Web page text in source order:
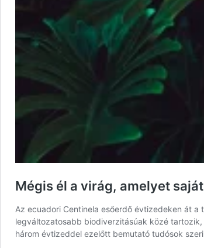
Mégis él a virág, amelyet
Az ecuadori Centinela esőerdő évtizedeken át
legváltozatosabb biodiverzitásúak közé
három évtizeddel ezelőtt bemutató tudósok